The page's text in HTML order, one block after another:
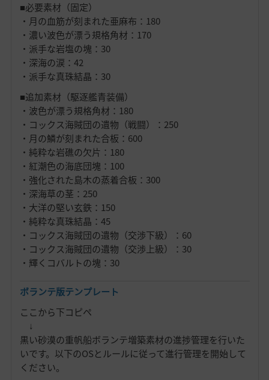
■必要素材（固定）
・月の血筋が刻まれた亜麻布：180
・濃い波色が漂う規格角材：170
・派手な岩塩の塊：30
・深海の涙：42
・派手な真珠結晶：30
■追加素材（駆逐艦青装備）
・波色が漂う規格角材：180
・コックス海賊団の遺物（戦闘）：250
・月の鱗が刻まれた合板：600
・純粋な岩礁の欠片：180
・紅潮色の海底団塊：100
・強化された島木の蒸着合板：300
・深海草の茎：250
・大洋の堅い玄鉄：150
・純粋な真珠結晶：45
・コックス海賊団の遺物（交渉下級）：60
・コックス海賊団の遺物（交渉上級）：30
・輝くコバルトの塊：30
ボランテ版テンプレート
ここから下コピペ
↓
黒い砂漠の重帆船ボランテ増築素材の進捗管理を行いた
いです。以下のOSとルールに従って進行管理を開始して
ください。